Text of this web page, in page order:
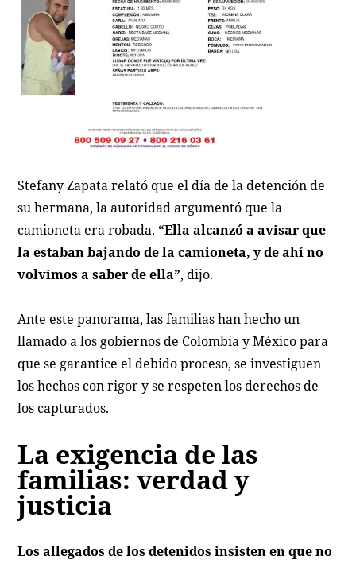
Stefany Zapata relató que el día de la detención de
su hermana, la autoridad argumentó que la
camioneta era robada. “Ella alcanzó a avisar que
la estaban bajando de la camioneta, y de ahí no
volvimos a saber de ella”, dijo.
Ante este panorama, las familias han hecho un
llamado a los gobiernos de Colombia y México para
que se garantice el debido proceso, se investiguen
los hechos con rigor y se respeten los derechos de
los capturados.
La exigencia de las
familias: verdad y
justicia
Los allegados de los detenidos insisten en que no